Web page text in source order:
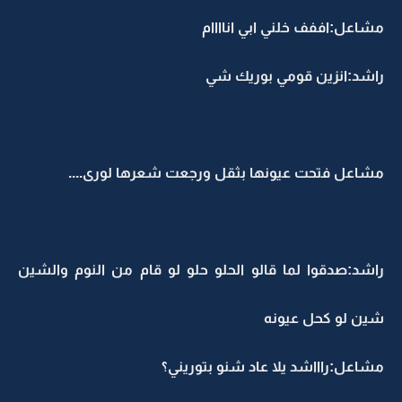
مشاعل:اففف خلني ابي اناااام
راشد:انزين قومي بوريك شي
مشاعل فتحت عيونها بثقل ورجعت شعرها لورى....
راشد:صدقوا لما قالو الحلو حلو لو قام من النوم والشين
شين لو كحل عيونه
مشاعل:راااشد يلا عاد شنو بتوريني؟